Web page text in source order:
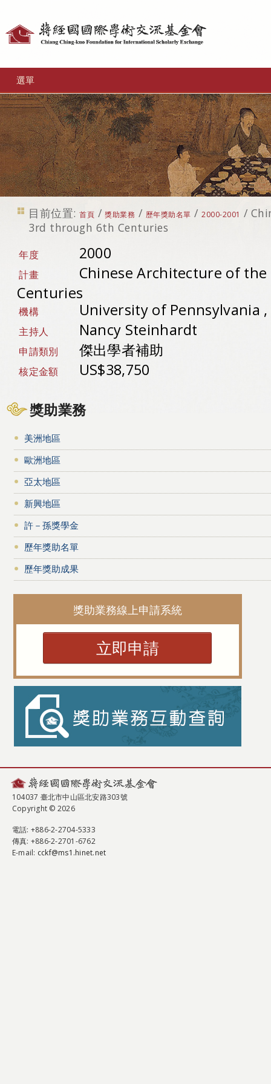
選單
目前位置: 首頁 /獎助業務 / 歷年獎助名單 /2000-2001 /
3rd through 6th Centuries
年度 2000
計畫
Chinese Architecture of
Centuries
機構 University of Pennsylvania ,
主持人 Nancy Steinhardt
申請類別 傑出學者補助
核定金額 US$38,750
獎助業務
美洲地區
歐洲地區
亞太地區
新興地區
許－孫獎學金
歷年獎助名單
歷年獎助成果
獎助業務線上申請系統
立即申請
104037 臺北市中山區北安路303號
Copyright © 2026
電話: +886-2-2704-5333
傳真: +886-2-2701-6762
E-mail: cckf@ms1.hinet.net